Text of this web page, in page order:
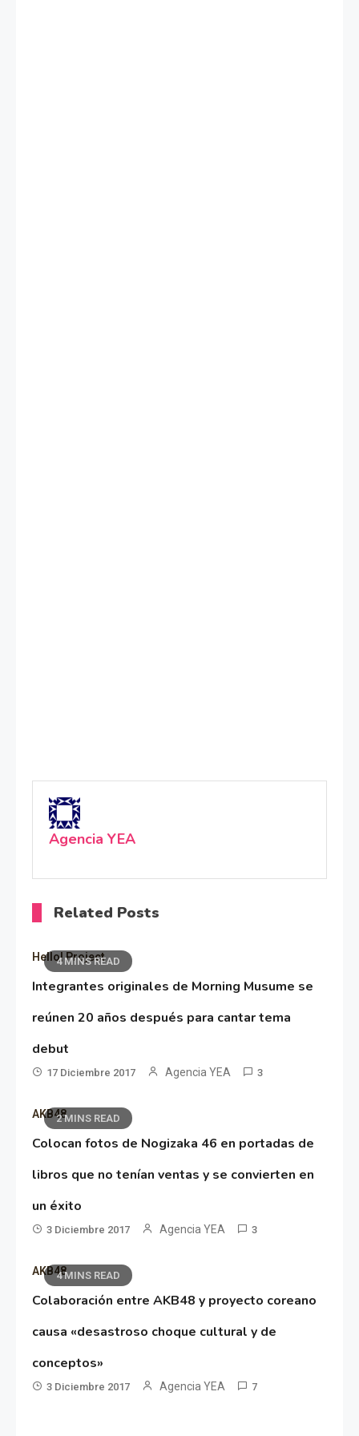
Agencia YEA
Related Posts
4 MINS READ
Hello! Project
Integrantes originales de Morning Musume se
reúnen 20 años después para cantar tema
debut
17 Diciembre 2017 Agencia YEA 3
2 MINS READ
AKB48
Colocan fotos de Nogizaka 46 en portadas de
libros que no tenían ventas y se convierten en
un éxito
3 Diciembre 2017 Agencia YEA 3
4 MINS READ
AKB48
Colaboración entre AKB48 y proyecto coreano
causa «desastroso choque cultural y de
conceptos»
3 Diciembre 2017 Agencia YEA 7